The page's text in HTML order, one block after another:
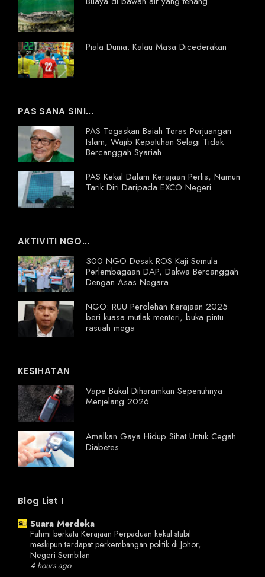
Piala Dunia: Kalau Masa Dicederakan
PAS SANA SINI...
PAS Tegaskan Baiah Teras Perjuangan
Islam, Wajib Kepatuhan Selagi Tidak
Bercanggah Syariah
PAS Kekal Dalam Kerajaan Perlis, Namun
Tarik Diri Daripada EXCO Negeri
AKTIVITI NGO...
300 NGO Desak ROS Kaji Semula
Perlembagaan DAP, Dakwa Bercanggah
Dengan Asas Negara
NGO: RUU Perolehan Kerajaan 2025
beri kuasa mutlak menteri, buka pintu
rasuah mega
KESIHATAN
Vape Bakal Diharamkan Sepenuhnya
Menjelang 2026
Amalkan Gaya Hidup Sihat Untuk Cegah
Diabetes
Blog List I
Suara Merdeka
Fahmi berkata Kerajaan Perpaduan kekal stabil
meskipun terdapat perkembangan politik di Johor,
Negeri Sembilan
4 hours ago